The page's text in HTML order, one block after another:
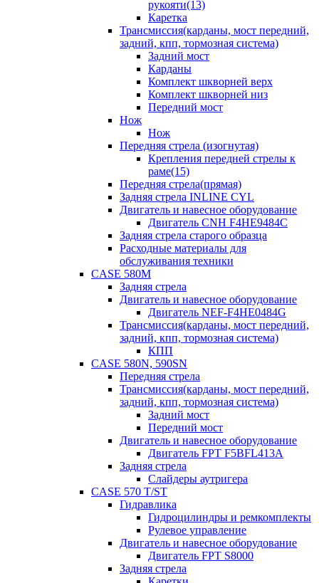
рукояти(13)
Каретка
Трансмиссия(карданы, мост передний,
задний, кпп, тормозная система)
Задний мост
Карданы
Комплект шкворней верх
Комплект шкворней низ
Передний мост
Нож
Нож
Передняя стрела (изогнутая)
Крепления передней стрелы к
раме(15)
Передняя стрела(прямая)
Задняя стрела INLINE CYL
Двигатель и навесное оборудование
Двигатель CNH F4HE9484C
Задняя стрела старого образца
Расходные материалы для
обслуживания техники
CASE 580M
Задняя стрела
Двигатель и навесное оборудование
Двигатель NEF-F4HE0484G
Трансмиссия(карданы, мост передний,
задний, кпп, тормозная система)
КПП
CASE 580N, 590SN
Передняя стрела
Трансмиссия(карданы, мост передний,
задний, кпп, тормозная система)
Задний мост
Передний мост
Двигатель и навесное оборудование
Двигатель FPT F5BFL413A
Задняя стрела
Слайдеры аутригера
CASE 570 T/ST
Гидравлика
Гидроцилиндры и ремкомплекты
Рулевое управление
Двигатель и навесное оборудование
Двигатель FPT S8000
Задняя стрела